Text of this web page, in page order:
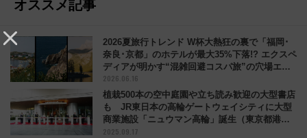
オススメ記事
2026夏旅行トレンド W杯大熱狂の裏で「福岡･
奈良･京都」のホテルが最大35%下落!? エクスペ
ディアが明かす“混雑回避コスパ旅”の穴場エリ
ア
2026.06.16
植栽500本の空中庭園や立ち読み歓迎の大型書店
も JR東日本の高輪ゲートウェイシティに大型
商業施設「ニュウマン高輪」誕生（東京都港
区）
2025.09.17